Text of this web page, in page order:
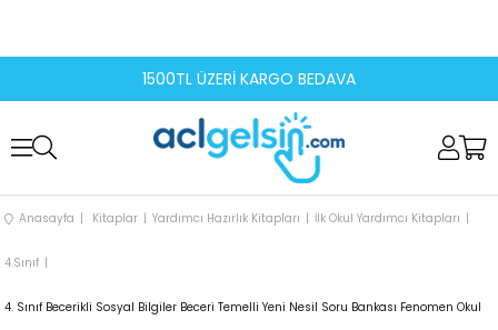
1500TL ÜZERİ KARGO BEDAVA
Anasayfa Kitaplar Yardımcı Hazırlık Kitapları İlk Okul Yardımcı Kitapları
4.Sınıf
4. Sınıf Becerikli Sosyal Bilgiler Beceri Temelli Yeni Nesil Soru Bankası Fenomen Okul